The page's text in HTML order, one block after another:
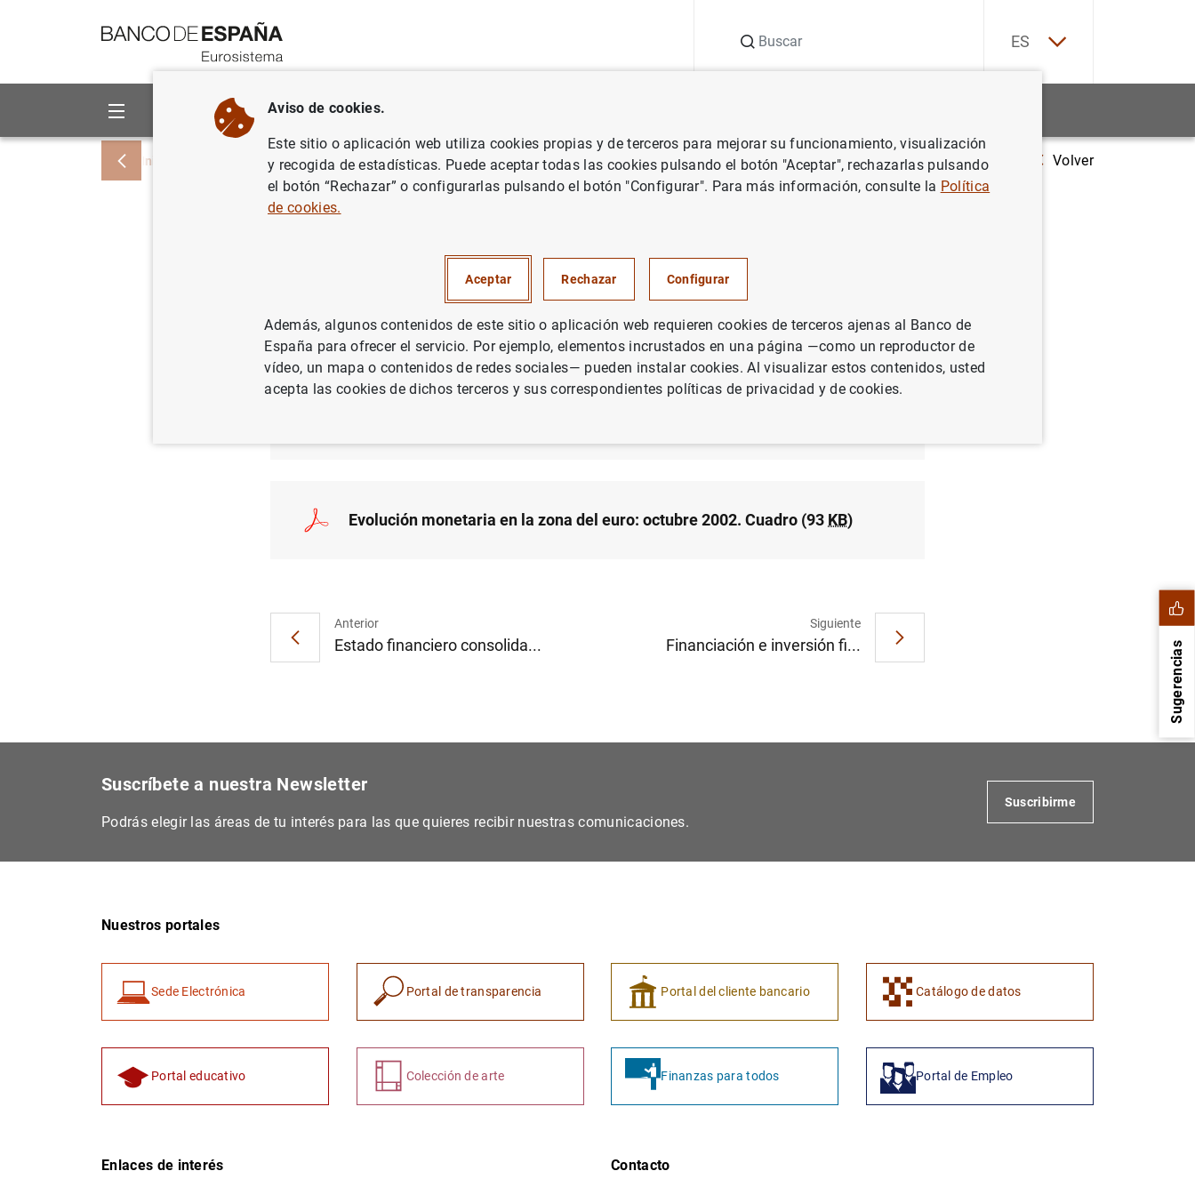
ES
Sobre el Banco Áreas de actuación
Inicio Noticias y eventos Noticias del Banco Central Europeo Notas de prensa del Banco Central Europeo Evolución monetaria en la zona del euro: octubre 2002
Volver
28/11/2002
Evolución monetaria en la zona del euro: octubre 2002. Cuadro (93 KB)
Anterior
Estado financiero consolida...
Siguiente
Financiación e inversión fi... Sugerencias
Suscríbete a nuestra Newsletter
Podrás elegir las áreas de tu interés para las que quieres recibir nuestras comunicaciones.
Suscribirme
Nuestros portales
Sede Electrónica Portal de transparencia Portal del cliente bancario Catálogo de datos
Portal educativo Colección de arte Finanzas para todos Portal de Empleo
Enlaces de interés Contacto
Aviso de cookies.
Este sitio o aplicación web utiliza cookies propias y de terceros para mejorar su funcionamiento, visualización
y recogida de estadísticas. Puede aceptar todas las cookies pulsando el botón "Aceptar", rechazarlas pulsando
el botón “Rechazar” o configurarlas pulsando el botón "Configurar". Para más información, consulte la Política
de cookies.
Aceptar Rechazar Configurar
Además, algunos contenidos de este sitio o aplicación web requieren cookies de terceros ajenas al Banco de
España para ofrecer el servicio. Por ejemplo, elementos incrustados en una página —como un reproductor de
vídeo, un mapa o contenidos de redes sociales— pueden instalar cookies. Al visualizar estos contenidos, usted
acepta las cookies de dichos terceros y sus correspondientes políticas de privacidad y de cookies.